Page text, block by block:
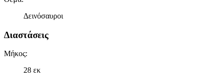
πληροφορίες σχετικά με την από μέρους σας χρήση της
τοποθεσίας μας στους συνεργάτες μέσων κοινωνικής
Δεινόσαυροι
Διαστάσεις
Μήκος:
28 εκ